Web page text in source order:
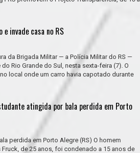
invade casa no RS
da Brigada Militar — a Polícia Militar do RS —
Rio Grande do Sul, nesta sexta-feira (7). O
local onde um carro havia capotado durante
atingida por bala perdida em Porto
perdida em Porto Alegre (RS) O homem
de 25 anos, foi condenado a 15 anos de